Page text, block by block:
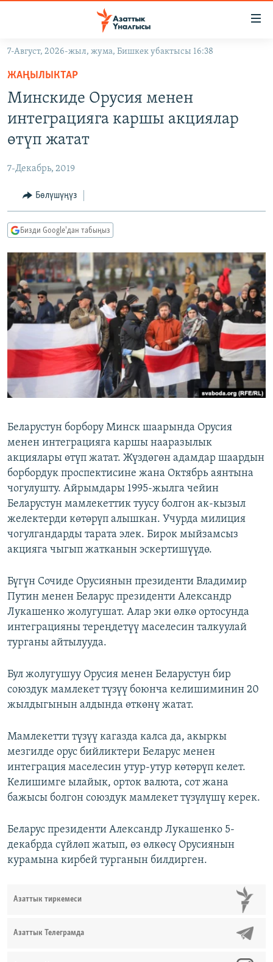
Навигацияга
өтүңүз
Издөөгө
салыңыз
МАДАНИЯТ
УКРАИНА
ТВ ПРОГРАММАЛАР
БҮГҮН АЗАТТЫКТА
ДАНИСТЕ
ЭЖЕ-СИҢДИЛЕР
АЗАТТЫК+
ЫҢГАЙСЫЗ СУРООЛОР
ПОДКАСТ
Русский
ОНЛАЙН ШЕРИНЕ
ЭЕ/АРнун бардык сайттары
7-Август, 2026-жыл, жума, Бишкек убактысы 16:38
ЖАҢЫЛЫКТАР
Минскиде Орусия менен
интеграцияга каршы акциялар
өтүп жатат
7-Декабрь, 2019
Бөлүшүңүз
Бизди Google'дан табыңыз
Беларустун борбору Минск шаарында Орусия
менен интеграцияга каршы нааразылык
акциялары өтүп жатат. Жүздөгөн адамдар шаардын
борбордук проспектисине жана Октябрь аянтына
чогулушту. Айрымдары 1995-жылга чейин
Беларустун мамлекеттик туусу болгон ак-кызыл
желектерди көтөрүп алышкан. Учурда милиция
чогулгандарды тарата элек. Бирок мыйзамсыз
акцияга чыгып жатканын эскертишүүдө.
Бүгүн Сочиде Орусиянын президенти Владимир
Путин менен Беларус президенти Александр
Лукашенко жолугушат. Алар эки өлкө ортосунда
интеграцияны тереңдетүү маселесин талкуулай
турганы айтылууда.
Бул жолугушуу Орусия менен Беларустун бир
союздук мамлекет түзүү боюнча келишиминин 20
жылдыгынын алдында өткөнү жатат.
Мамлекетти түзүү кагазда калса да, акыркы
мезгилде орус бийликтери Беларус менен
интеграция маселесин утур-утур көтөрүп келет.
Келишимге ылайык, орток валюта, сот жана
бажысы болгон союздук мамлекет түзүлүшү керек.
Беларус президенти Александр Лукашенко 5-
декабрда сүйлөп жатып, өз өлкөсү Орусиянын
курамына кирбей турганын билдирген.
Азаттык тиркемеси
Азаттык Телеграмда